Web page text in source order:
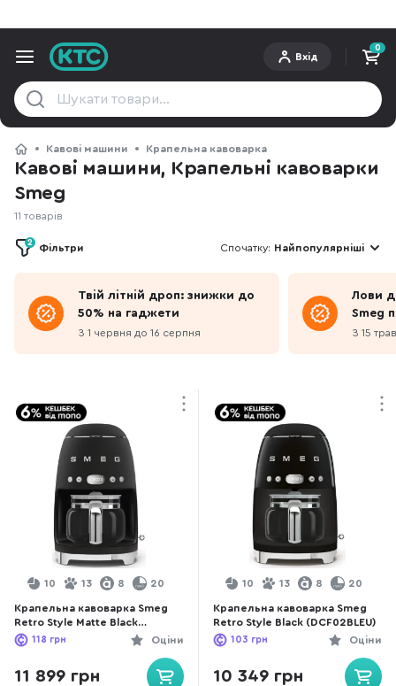
Вхід
0
Кавові машини Крапельна кавоварка
Твій літній дроп: знижки до
50% на гаджети
З 1 червня до 16 серпня
Лови
Smeg
З 15
Кавові машини, Крапельні кавоварки
Smeg
11 товарів
Фільтри
2 Спочатку: Найпопулярніші
10 13 8 20
Крапельна кавоварка Smeg
Retro Style Matte Black
(DCF02BLMEU)
Оціни
118 грн
11 899 грн
10 13 8 20
Крапельна кавоварка Smeg
Retro Style Black (DCF02BLEU)
Оціни
103 грн
10 349 грн